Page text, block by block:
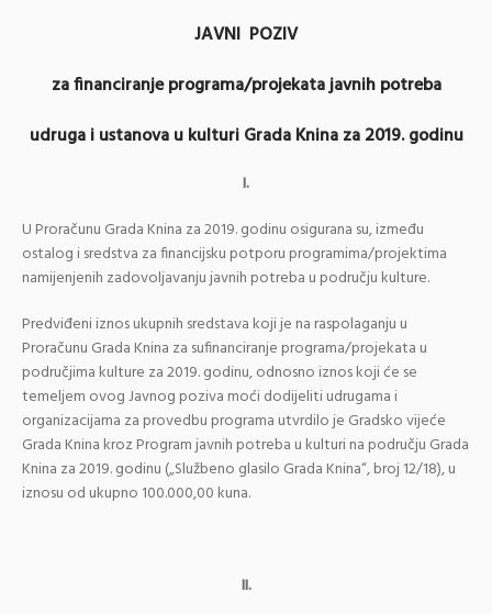
JAVNI POZIV
za financiranje programa/projekata javnih potreba
udruga i ustanova u kulturi Grada Knina za 2019. godinu
I.
U Proračunu Grada Knina za 2019. godinu osigurana su, između
ostalog i sredstva za financijsku potporu programima/projektima
namijenjenih zadovoljavanju javnih potreba u području kulture.
Predviđeni iznos ukupnih sredstava koji je na raspolaganju u
Proračunu Grada Knina za sufinanciranje programa/projekata u
područjima kulture za 2019. godinu, odnosno iznos koji će se
temeljem ovog Javnog poziva moći dodijeliti udrugama i
organizacijama za provedbu programa utvrdilo je Gradsko vijeće
Grada Knina kroz Program javnih potreba u kulturi na području Grada
Knina za 2019. godinu („Službeno glasilo Grada Knina“, broj 12/18), u
iznosu od ukupno 100.000,00 kuna.
II.